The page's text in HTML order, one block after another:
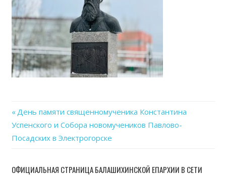
Навигация
по
записям
Previous
Post:
День памяти священномученика Константина
Успенского и Собора новомучеников Павлово-
Посадских в Электрогорске
ОФИЦИАЛЬНАЯ СТРАНИЦА БАЛАШИХИНСКОЙ ЕПАРХИИ В СЕТИ